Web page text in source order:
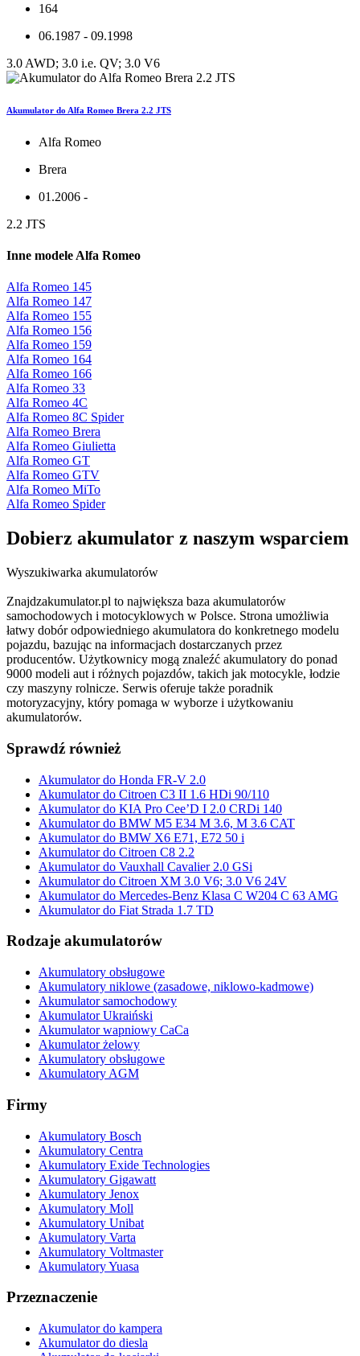
164
06.1987 - 09.1998
3.0 AWD; 3.0 i.e. QV; 3.0 V6
Akumulator do Alfa Romeo Brera 2.2 JTS
Alfa Romeo
Brera
01.2006 -
2.2 JTS
Inne modele Alfa Romeo
Alfa Romeo 145
Alfa Romeo 147
Alfa Romeo 155
Alfa Romeo 156
Alfa Romeo 159
Alfa Romeo 164
Alfa Romeo 166
Alfa Romeo 33
Alfa Romeo 4C
Alfa Romeo 8C Spider
Alfa Romeo Brera
Alfa Romeo Giulietta
Alfa Romeo GT
Alfa Romeo GTV
Alfa Romeo MiTo
Alfa Romeo Spider
Dobierz akumulator z naszym wsparciem
Wyszukiwarka akumulatorów
Znajdzakumulator.pl to największa baza akumulatorów
samochodowych i motocyklowych w Polsce. Strona umożliwia
łatwy dobór odpowiedniego akumulatora do konkretnego modelu
pojazdu, bazując na informacjach dostarczanych przez
producentów. Użytkownicy mogą znaleźć akumulatory do ponad
9000 modeli aut i różnych pojazdów, takich jak motocykle, łodzie
czy maszyny rolnicze. Serwis oferuje także poradnik
motoryzacyjny, który pomaga w wyborze i użytkowaniu
akumulatorów.
Sprawdź również
Akumulator do Honda FR-V 2.0
Akumulator do Citroen C3 II 1.6 HDi 90/110
Akumulator do KIA Pro Cee’D I 2.0 CRDi 140
Akumulator do BMW M5 E34 M 3.6, M 3.6 CAT
Akumulator do BMW X6 E71, E72 50 i
Akumulator do Citroen C8 2.2
Akumulator do Vauxhall Cavalier 2.0 GSi
Akumulator do Citroen XM 3.0 V6; 3.0 V6 24V
Akumulator do Mercedes-Benz Klasa C W204 C 63 AMG
Akumulator do Fiat Strada 1.7 TD
Rodzaje akumulatorów
Akumulatory obsługowe
Akumulatory niklowe (zasadowe, niklowo-kadmowe)
Akumulator samochodowy
Akumulator Ukraiński
Akumulator wapniowy CaCa
Akumulator żelowy
Akumulatory obsługowe
Akumulatory AGM
Firmy
Akumulatory Bosch
Akumulatory Centra
Akumulatory Exide Technologies
Akumulatory Gigawatt
Akumulatory Jenox
Akumulatory Moll
Akumulatory Unibat
Akumulatory Varta
Akumulatory Voltmaster
Akumulatory Yuasa
Przeznaczenie
Akumulator do kampera
Akumulator do diesla